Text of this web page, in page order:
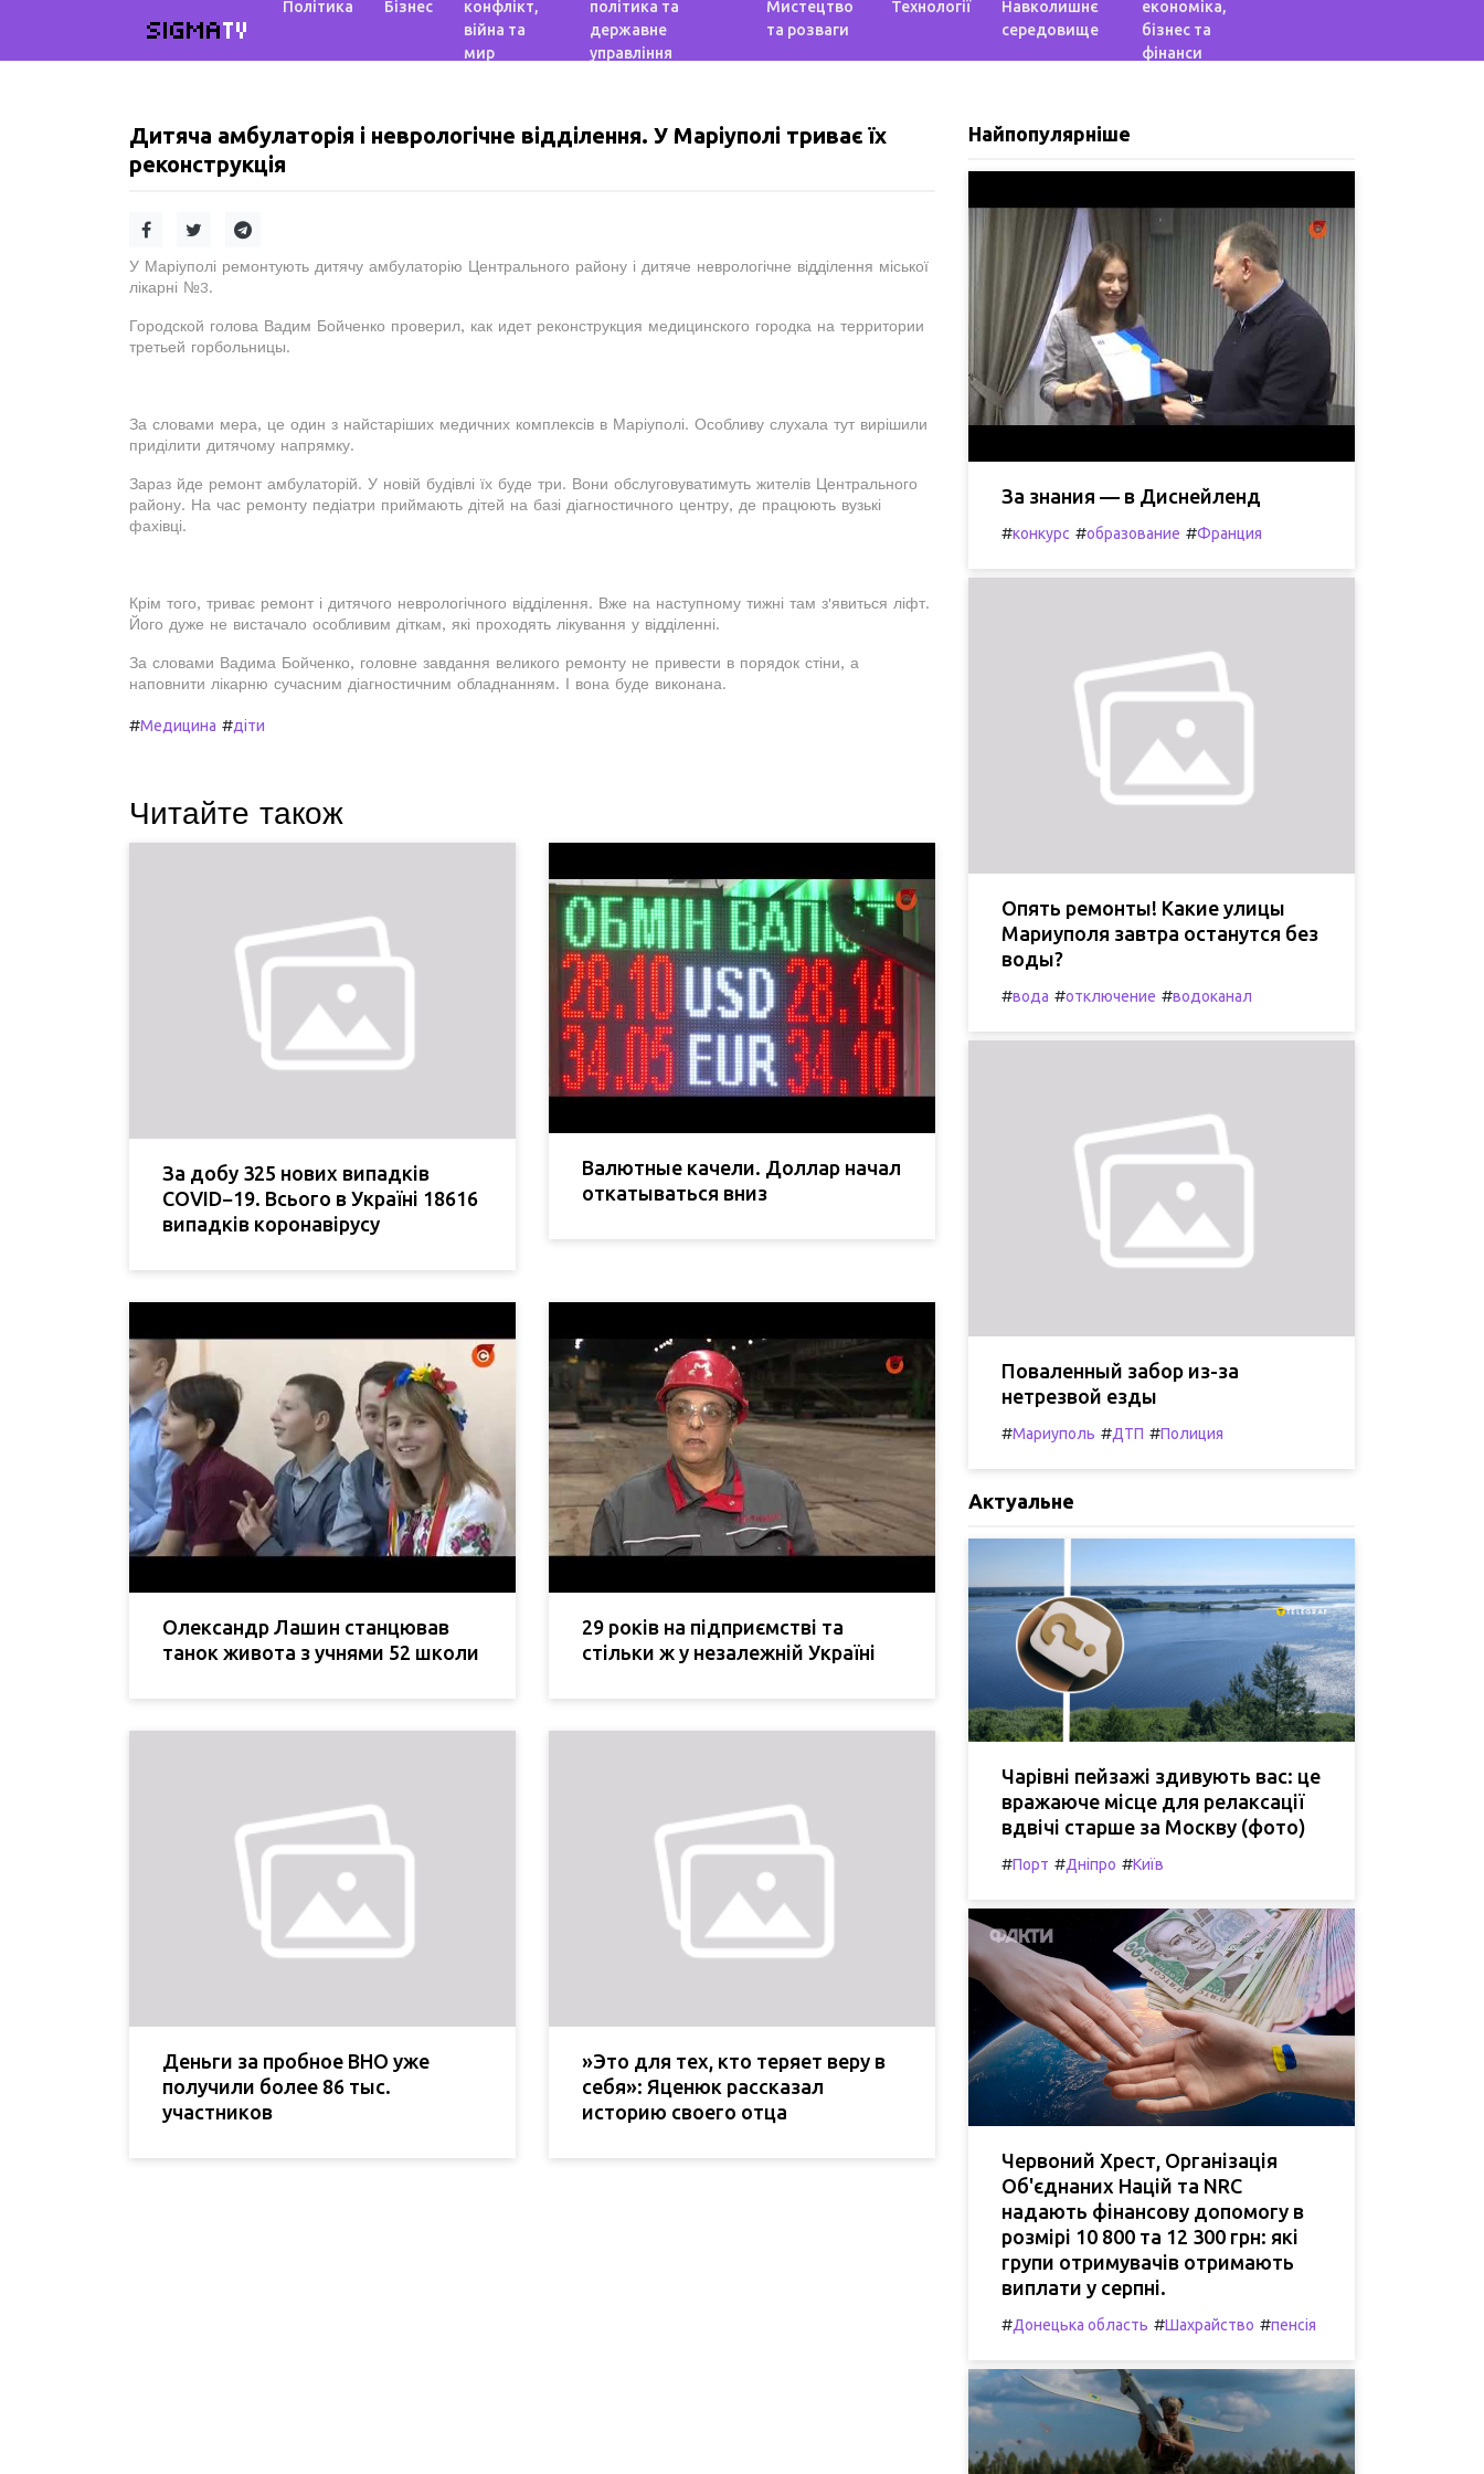
SIGMATV
Політика Бізнес
конфлікт,
війна та
мир
політика та
державне
управління
Мистецтво
та розваги
Технології
Навколишнє
середовище
економіка,
бізнес та
фінанси
Дитяча амбулаторія і неврологічне відділення. У Маріуполі триває їх
реконструкція
У Маріуполі ремонтують дитячу амбулаторію Центрального району і дитяче неврологічне відділення міської
лікарні №3.
Городской голова Вадим Бойченко проверил, как идет реконструкция медицинского городка на территории
третьей горбольницы.
За словами мера, це один з найстаріших медичних комплексів в Маріуполі. Особливу слухала тут вирішили
приділити дитячому напрямку.
Зараз йде ремонт амбулаторій. У новій будівлі їх буде три. Вони обслуговуватимуть жителів Центрального
району. На час ремонту педіатри приймають дітей на базі діагностичного центру, де працюють вузькі
фахівці.
Крім того, триває ремонт і дитячого неврологічного відділення. Вже на наступному тижні там з'явиться ліфт.
Його дуже не вистачало особливим діткам, які проходять лікування у відділенні.
За словами Вадима Бойченко, головне завдання великого ремонту не привести в порядок стіни, а
наповнити лікарню сучасним діагностичним обладнанням. І вона буде виконана.
#Медицина #діти
Читайте також
За добу 325 нових випадків
COVID−19. Всього в Україні 18616
випадків коронавірусу
Валютные качели. Доллар начал
откатываться вниз
Олександр Лашин станцював
танок живота з учнями 52 школи
29 років на підприємстві та
стільки ж у незалежній Україні
Деньги за пробное ВНО уже
получили более 86 тыс.
участников
»Это для тех, кто теряет веру в
себя»: Яценюк рассказал
историю своего отца
Найпопулярніше
За знания — в Диснейленд
#конкурс #образование #Франция
Опять ремонты! Какие улицы
Мариуполя завтра останутся без
воды?
#вода #отключение #водоканал
Поваленный забор из-за
нетрезвой езды
#Мариуполь #ДТП #Полиция
Актуальне
Чарівні пейзажі здивують вас: це
вражаюче місце для релаксації
вдвічі старше за Москву (фото)
#Порт #Дніпро #Київ
Червоний Хрест, Організація
Об'єднаних Націй та NRC
надають фінансову допомогу в
розмірі 10 800 та 12 300 грн: які
групи отримувачів отримають
виплати у серпні.
#Донецька область #Шахрайство #пенсія